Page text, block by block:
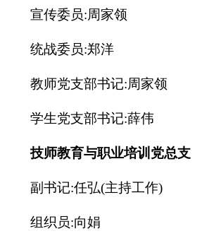
宣传委员:周家领
统战委员:郑洋
教师党支部书记:周家领
学生党支部书记:薛伟
技师教育与职业培训党总支
副书记:任弘(主持工作)
组织员:向娟